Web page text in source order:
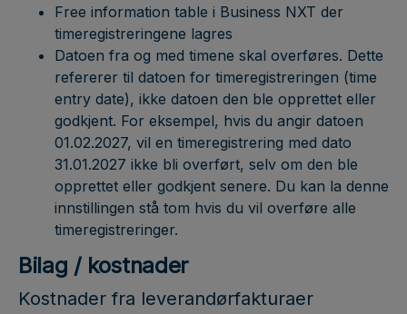
Free information table i Business NXT der
timeregistreringene lagres
Datoen fra og med timene skal overføres. Dette
refererer til datoen for timeregistreringen (time
entry date), ikke datoen den ble opprettet eller
godkjent. For eksempel, hvis du angir datoen
01.02.2027, vil en timeregistrering med dato
31.01.2027 ikke bli overført, selv om den ble
opprettet eller godkjent senere. Du kan la denne
innstillingen stå tom hvis du vil overføre alle
timeregistreringer.
Bilag / kostnader
Kostnader fra leverandørfakturaer